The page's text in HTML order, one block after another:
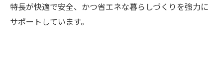
特長が快適で安全、かつ省エネな暮らしづくりを強力に
サポートしています。